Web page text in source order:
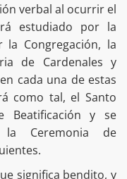
verbal al ocurrir el
estudiado por la
la Congregación, la
de Cardenales y
cada una de estas
como tal, el Santo
Beatificación y se
Ceremonia de
significa bendito, y